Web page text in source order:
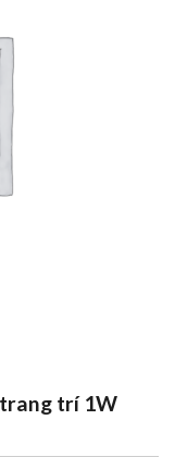
trang trí 1W